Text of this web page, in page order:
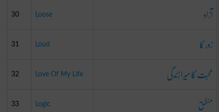
30 Loose آزاد
31 Loud زور کا
32 Love Of My Life محبت کا میرا زندگی
33 Logic منطق